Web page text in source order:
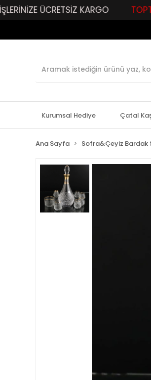
ÜCRETSİZ KARGO TOPTAN
Kurumsal Hediye Çatal
Ana Sayfa Sofra&Çeyiz Bardak